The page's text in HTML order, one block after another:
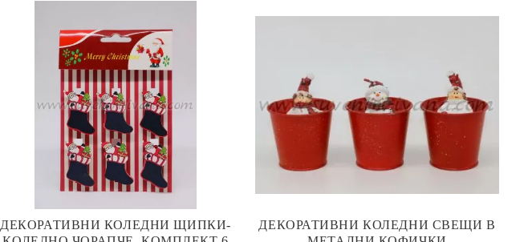
ДЕКОРАТИВНИ КОЛЕДНИ ЩИПКИ-
ДЕКОРАТИВНИ КОЛЕДНИ СВЕЩИ В